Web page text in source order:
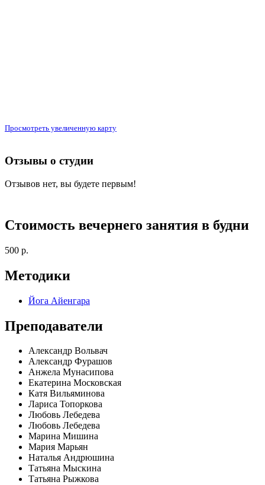
Просмотреть увеличенную карту
Отзывы о студии
Отзывов нет, вы будете первым!
Стоимость вечернего занятия в будни
500 р.
Методики
Йога Айенгара
Преподаватели
Александр Вольвач
Александр Фурашов
Анжела Мунасипова
Екатерина Московская
Катя Вильяминова
Лариса Топоркова
Любовь Лебедева
Любовь Лебедева
Марина Мишина
Мария Марьян
Наталья Андрюшина
Татьяна Мыскина
Татьяна Рыжкова